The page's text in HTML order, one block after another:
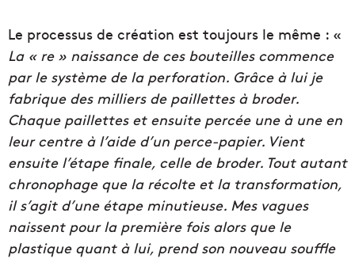
Le processus de création est toujours le même : «
La « re » naissance de ces bouteilles commence
par le système de la perforation. Grâce à lui je
fabrique des milliers de paillettes à broder.
Chaque paillettes et ensuite percée une à une en
leur centre à l’aide d’un perce-papier. Vient
ensuite l’étape finale, celle de broder. Tout autant
chronophage que la récolte et la transformation,
il s’agit d’une étape minutieuse. Mes vagues
naissent pour la première fois alors que le
plastique quant à lui, prend son nouveau souffle